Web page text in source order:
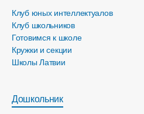
Клуб юных интеллектуалов
Клуб школьников
Готовимся к школе
Кружки и секции
Школы Латвии
Дошкольник